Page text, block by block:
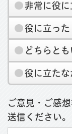
非常に役に
役に立った
どちらと
役に立たな
ご意見・ご感
送信ください。